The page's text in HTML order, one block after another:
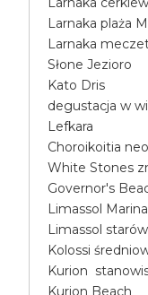
Larnaka plaża
Larnaka
Słone Jezioro
Kato Dris
degustacja w
Lefkara
Choroikoitia
White Stones
Governor's
Limassol Marina
Limassol
Kolossi
Kurion
Kurion Beach